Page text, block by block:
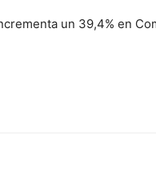
un 39,4% en